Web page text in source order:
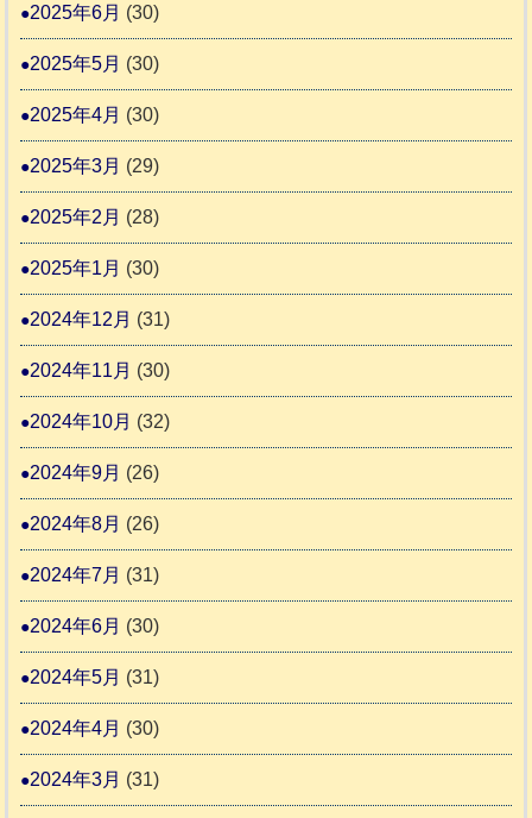
2025年6月 (30)
2025年5月 (30)
2025年4月 (30)
2025年3月 (29)
2025年2月 (28)
2025年1月 (30)
2024年12月 (31)
2024年11月 (30)
2024年10月 (32)
2024年9月 (26)
2024年8月 (26)
2024年7月 (31)
2024年6月 (30)
2024年5月 (31)
2024年4月 (30)
2024年3月 (31)